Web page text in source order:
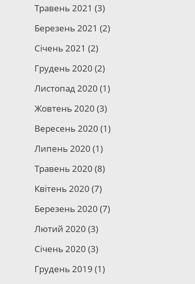
Травень 2021 (3)
Березень 2021 (2)
Січень 2021 (2)
Грудень 2020 (2)
Листопад 2020 (1)
Жовтень 2020 (3)
Вересень 2020 (1)
Липень 2020 (1)
Травень 2020 (8)
Квітень 2020 (7)
Березень 2020 (7)
Лютий 2020 (3)
Січень 2020 (3)
Грудень 2019 (1)